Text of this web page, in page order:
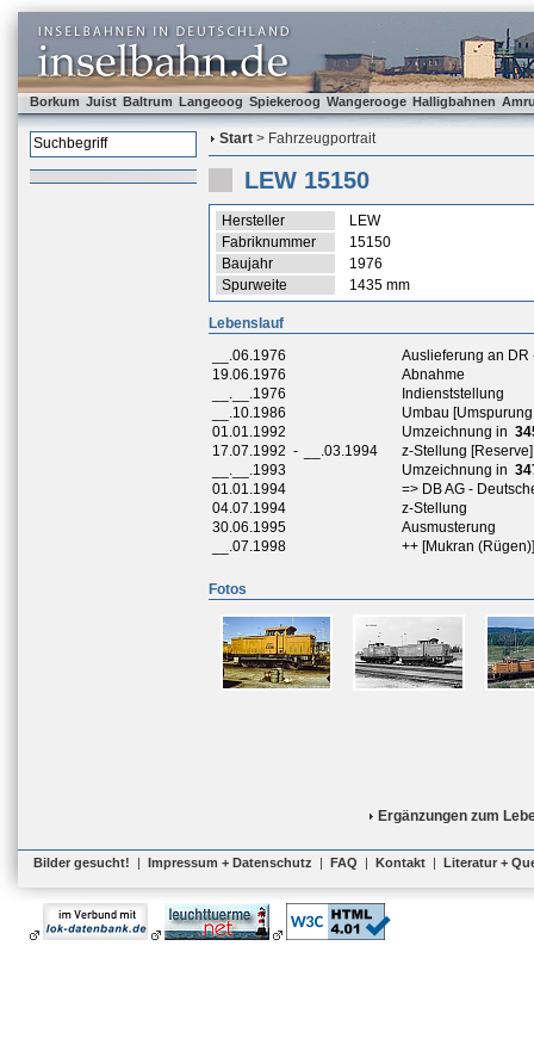
Borkum Juist Baltrum Langeoog Spiekeroog Wangerooge Halligbahnen
Start > Fahrzeugportrait
LEW 15150
Hersteller
LEW
Fabriknummer
15150
Baujahr
1976
Spurweite
1435 mm
Lebenslauf
__.06.1976
Auslieferung an
19.06.1976
Abnahme
__.__.1976
Indienststellung
__.10.1986
Umbau
01.01.1992
Umzeichnung in
17.07.1992 - __.03.1994
z-Stellung [Reserve]
__.__.1993
Umzeichnung in
01.01.1994
=> DB AG -
04.07.1994
z-Stellung
30.06.1995
Ausmusterung
__.07.1998
++ [Mukran (Rügen)]
Fotos
Ergänzungen zum
Bilder gesucht! | Impressum + Datenschutz | FAQ | Kontakt | Literatur +